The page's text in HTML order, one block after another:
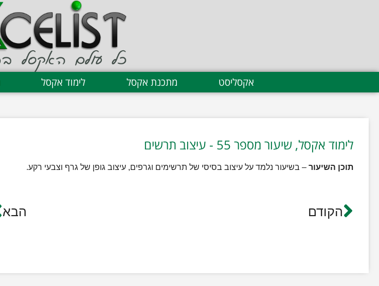
אקסליסט מתכנת אקסל לימוד אקסל
לימוד אקסל, שיעור מספר 55 - עיצוב תרשים
תוכן השיעור – בשיעור נלמד על עיצוב בסיסי של תרשימים וגרפים, עיצוב גופן של גרף וצבעי רקע.
הקודם הבא